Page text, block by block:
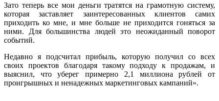
Зато теперь все мои деньги тратятся на грамотную систему,
которая заставляет заинтересованных клиентов самих
приходить ко мне, и мне больше не приходится гоняться за
ними. Для большинства людей это неожиданный поворот
событий.
Недавно я подсчитал прибыль, которую получил со всех
своих проектов благодаря такому подходу к продажам, и
выяснил, что уберег примерно 2,1 миллиона рублей от
проигрышных и ненадежных маркетинговых кампаний».